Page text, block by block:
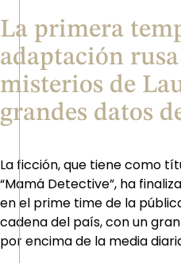
La primera
adaptación
misterios de
grandes datos
La ficción, que tiene como
“Mamá Detective”, ha
en el prime time de la
cadena del país, con un
por encima de la media